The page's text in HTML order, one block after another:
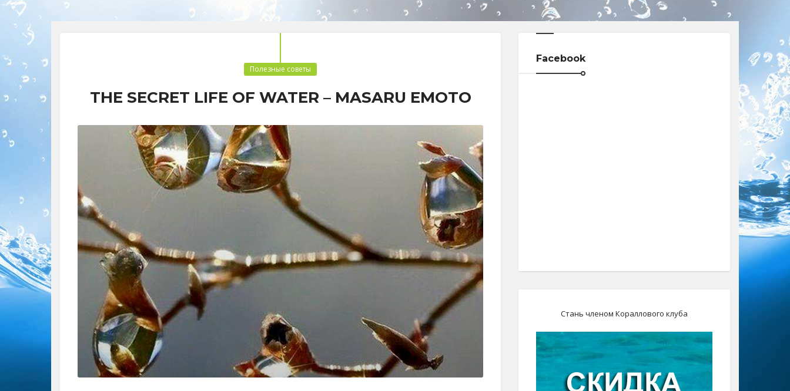
Полезные советы
THE SECRET LIFE OF WATER – MASARU EMOTO
Facebook
Стань членом Кораллового клуба